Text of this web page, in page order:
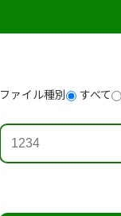
ファイル種別 すべて